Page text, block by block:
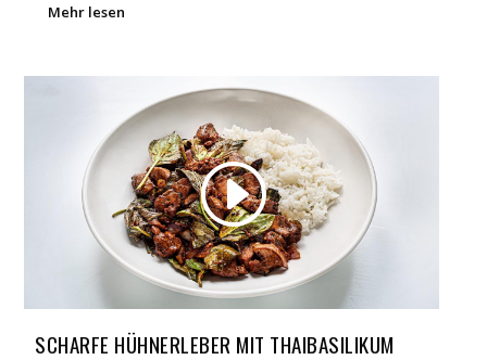
Mehr lesen
SCHARFE HÜHNERLEBER MIT THAIBASILIKUM